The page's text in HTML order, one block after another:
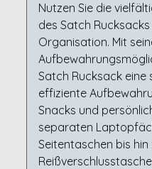
Nutzen Sie die
des Satch
Organisation. Mit
Satch Rucksack
effiziente
Snacks und
separaten
Seitentaschen bis